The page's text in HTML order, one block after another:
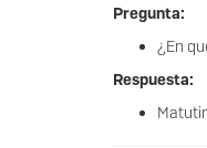
Pregunta:
¿En
Respuesta: